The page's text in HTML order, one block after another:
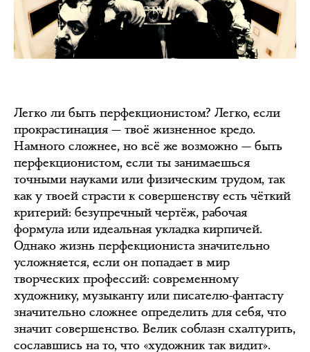
Легко ли быть перфекционистом? Легко, если
прокрастинация — твоё жизненное кредо.
Намного сложнее, но всё же возможно — быть
перфекционистом, если ты занимаешься
точными науками или физическим трудом, так
как у твоей страсти к совершенству есть чёткий
критерий: безупречный чертёж, рабочая
формула или идеальная укладка кирпичей.
Однако жизнь перфекциониста значительно
усложняется, если он попадает в мир
творческих профессий: современному
художнику, музыканту или писателю-фантасту
значительно сложнее определить для себя, что
значит совершенство. Велик соблазн схалтурить,
сославшись на то, что «художник так видит».